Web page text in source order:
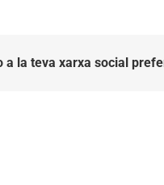
a la teva xarxa social